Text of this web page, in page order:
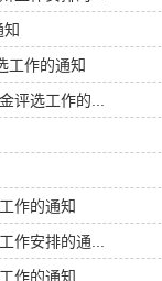
工作的通知
评选工作的...
作的通知
作安排的通...
作的通知